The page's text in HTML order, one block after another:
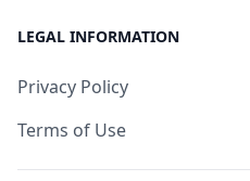
LEGAL INFORMATION
Privacy Policy
Terms of Use